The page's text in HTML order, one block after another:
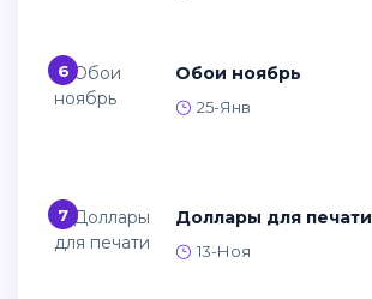
6 Обои ноябрь
25-Янв
7 Доллары для печати
13-Ноя